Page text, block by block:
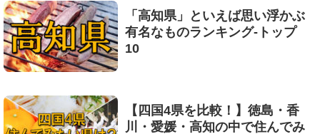
「高知県」といえば思い浮かぶ
有名なものランキング-トップ
10
【四国4県を比較！】徳島・香
川・愛媛・高知の中で住んでみ